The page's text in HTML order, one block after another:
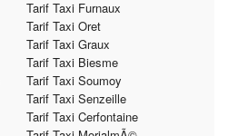
Tarif Taxi Furnaux
Tarif Taxi Oret
Tarif Taxi Graux
Tarif Taxi Biesme
Tarif Taxi Soumoy
Tarif Taxi Senzeille
Tarif Taxi Cerfontaine